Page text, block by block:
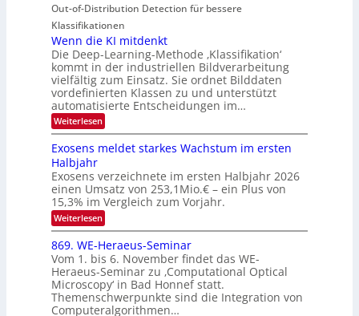
n
S
I
O
N
T
e
c
h
T
a
k
s
r
e
n
a
u
f
d
e
r
V
S
I
O
N
2
0
2
6
a
g
u
n
g
z
u
E
l
e
t
r
o
n
k
-
u
n
d
Out-of-Distribution Detection für bessere
Klassifikationen
Wenn die KI mitdenkt
Die Deep-Learning-Methode ‚Klassifikation‘
kommt in der industriellen Bildverarbeitung
vielfältig zum Einsatz. Sie ordnet Bilddaten
vordefinierten Klassen zu und unterstützt
automatisierte Entscheidungen im…
Weiterlesen:
W
n
d
i
e
K
I
m
i
t
d
e
n
k
t
Exosens meldet starkes Wachstum im ersten
Halbjahr
Exosens verzeichnete im ersten Halbjahr 2026
einen Umsatz von 253,1Mio.€ – ein Plus von
15,3% im Vergleich zum Vorjahr.
Weiterlesen:
E
x
o
s
e
n
s
m
869. WE-Heraeus-Seminar
Vom 1. bis 6. November findet das WE-
Heraeus-Seminar zu ‚Computational Optical
Microscopy‘ in Bad Honnef statt.
Themenschwerpunkte sind die Integration von
Computeralgorithmen…